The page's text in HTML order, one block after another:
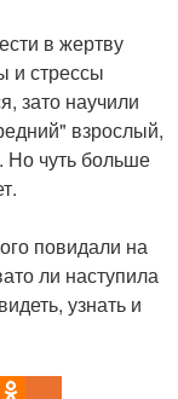
в жертву
и стрессы
зато научили
взрослый,
чуть больше
повидали на
ли наступила
узнать и